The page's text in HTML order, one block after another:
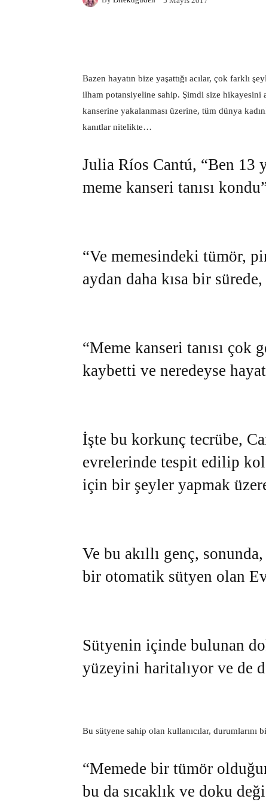
Bazen hayatın bize yaşattığı acılar, çok farklı
ilham potansiyeline sahip. Şimdi size hikayesini
kanserine yakalanması üzerine, tüm dünya
kanıtlar nitelikte…
Julia Ríos Cantú, “Ben 13
meme kanseri tanısı
“Ve memesindeki tümör,
aydan daha kısa bir
“Meme kanseri tanısı çok
kaybetti ve neredeyse
İşte bu korkunç tecrübe,
evrelerinde tespit edilip
için bir şeyler yapmak
Ve bu akıllı genç,
bir otomatik sütyen olan
Sütyenin içinde bulunan
yüzeyini haritalıyor ve de
Bu sütyene sahip olan kullanıcılar, durumlarını
“Memede bir tümör
bu da sıcaklık ve doku